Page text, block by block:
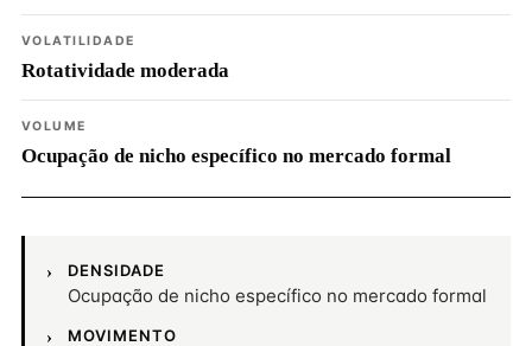
VOLATILIDADE
Rotatividade moderada
VOLUME
Ocupação de nicho específico no mercado formal
DENSIDADE
Ocupação de nicho específico no mercado formal
MOVIMENTO